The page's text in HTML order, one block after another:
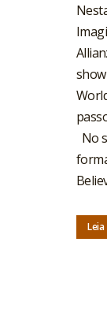
No
Leia